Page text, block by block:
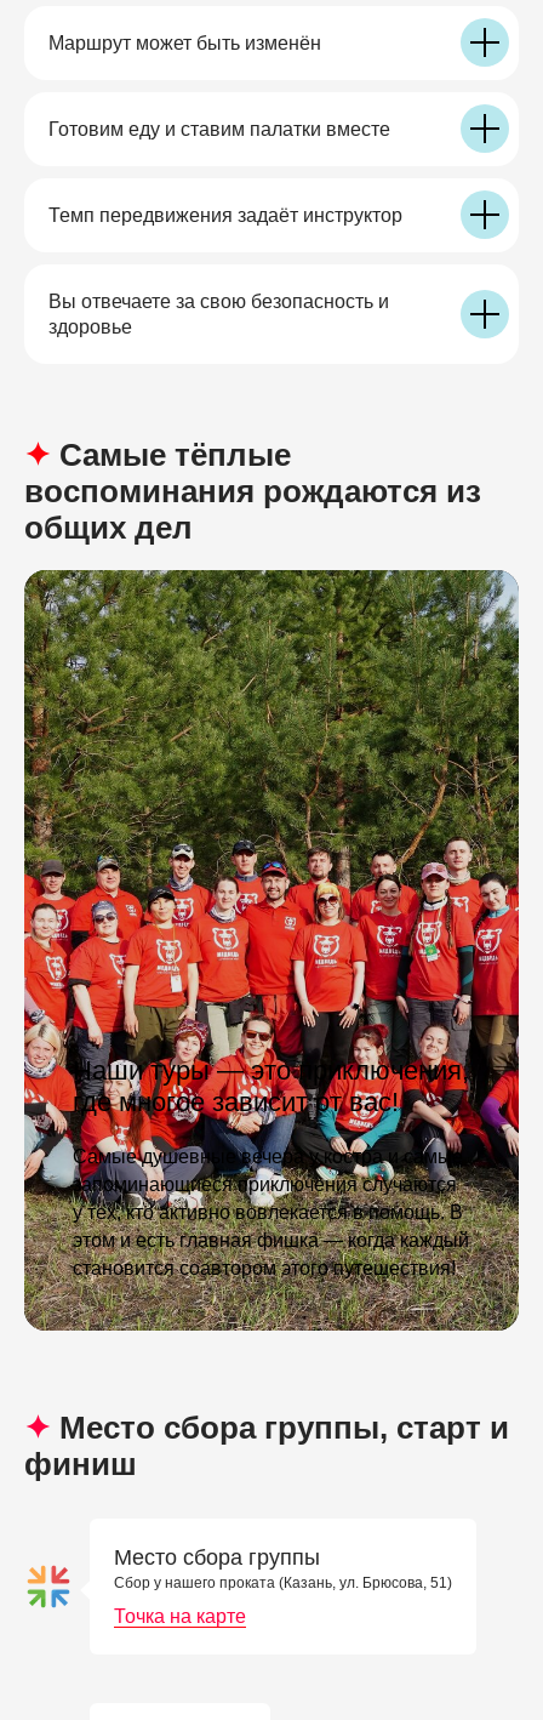
Маршрут может быть изменён
Готовим еду и ставим палатки вместе
Темп передвижения задаёт инструктор
Вы отвечаете за свою безопасность и
здоровье
✦ Самые тёплые
воспоминания рождаются из
общих дел
Наши туры — это приключения,
где многое зависит от вас!
Самые душевные вечера у костра и самые
запоминающиеся приключения случаются
у тех, кто активно вовлекается в помощь. В
этом и есть главная фишка — когда каждый
становится соавтором этого путешествия!
✦ Место сбора группы, старт и
финиш
Место сбора группы
Сбор у нашего проката (Казань, ул. Брюсова, 51)
Точка на карте